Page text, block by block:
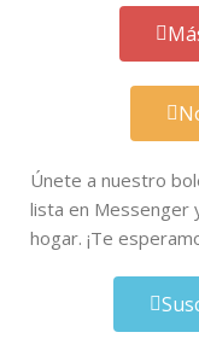
Únete a nuestro
lista en Messenger
hogar. ¡Te